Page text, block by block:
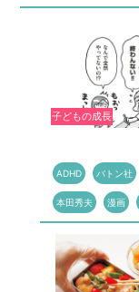
子どもの成長
ADHD バトン社
本田秀夫 漫画